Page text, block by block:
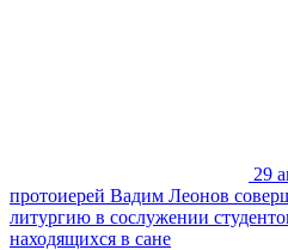
29
протоиерей Вадим Леонов
литургию в сослужении
находящихся в сане